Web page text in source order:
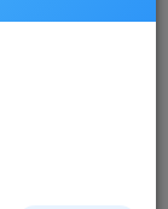
保存购买订单